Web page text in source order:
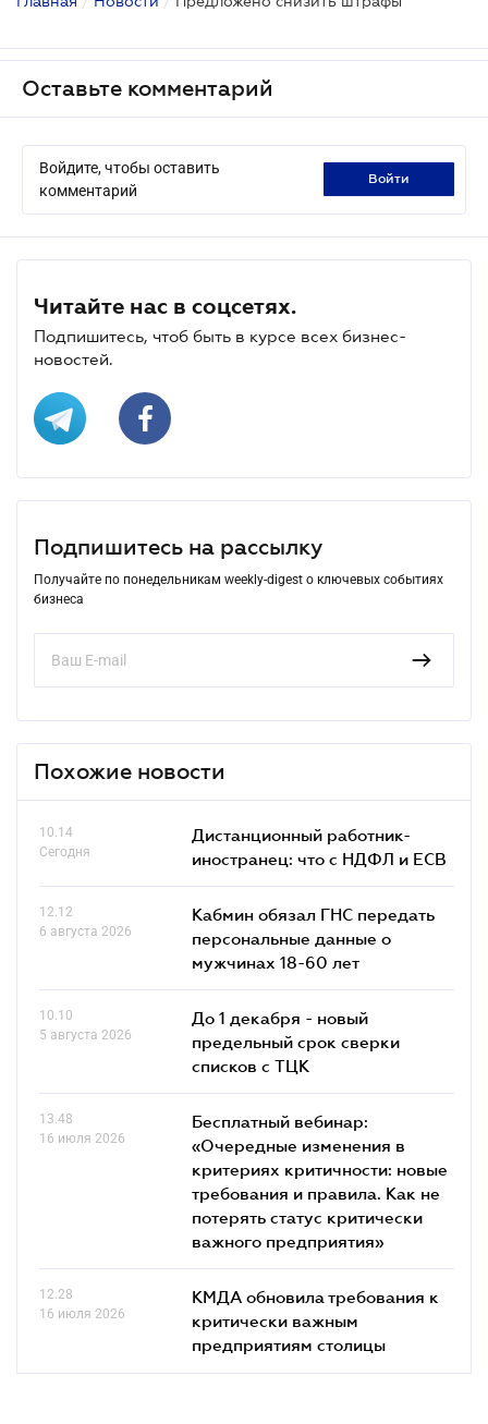
Оставьте комментарий
Войдите, чтобы оставить
комментарий
войти
Читайте нас в соцсетях.
Подпишитесь, чтоб быть в курсе всех бизнес-
новостей.
Подпишитесь на рассылку
Получайте по понедельникам weekly-digest о ключевых событиях
бизнеса
Похожие новости
10.14
Сегодня
Дистанционный работник-
иностранец: что с НДФЛ и ЕСВ
12.12
6 августа 2026
Кабмин обязал ГНС передать
персональные данные о
мужчинах 18-60 лет
10.10
5 августа 2026
До 1 декабря - новый
предельный срок сверки
списков c ТЦК
13.48
16 июля 2026
Бесплатный вебинар:
«Очередные изменения в
критериях критичности: новые
требования и правила. Как не
потерять статус критически
важного предприятия»
12.28
16 июля 2026
КМДА обновила требования к
критически важным
предприятиям столицы